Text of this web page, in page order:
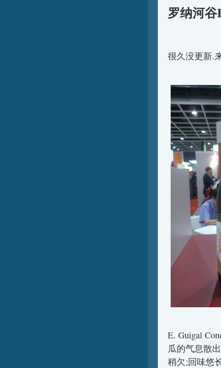
罗纳河
很久没更新.
E. Guigal
瓜的气息散
稍欠;回味悠